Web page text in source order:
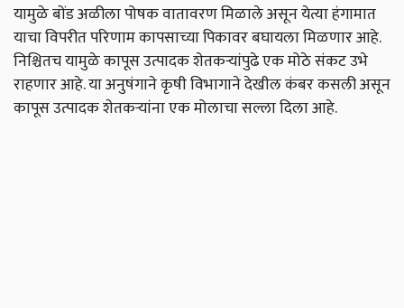
यामुळे बोंड अळीला पोषक वातावरण मिळाले असून येत्या हंगामात
याचा विपरीत परिणाम कापसाच्या पिकावर बघायला मिळणार आहे.
निश्चितच यामुळे कापूस उत्पादक शेतकऱ्यांपुढे एक मोठे संकट उभे
राहणार आहे. या अनुषंगाने कृषी विभागाने देखील कंबर कसली असून
कापूस उत्पादक शेतकऱ्यांना एक मोलाचा सल्ला दिला आहे.